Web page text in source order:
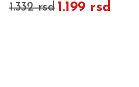
1.332 rsd 1.199 rsd